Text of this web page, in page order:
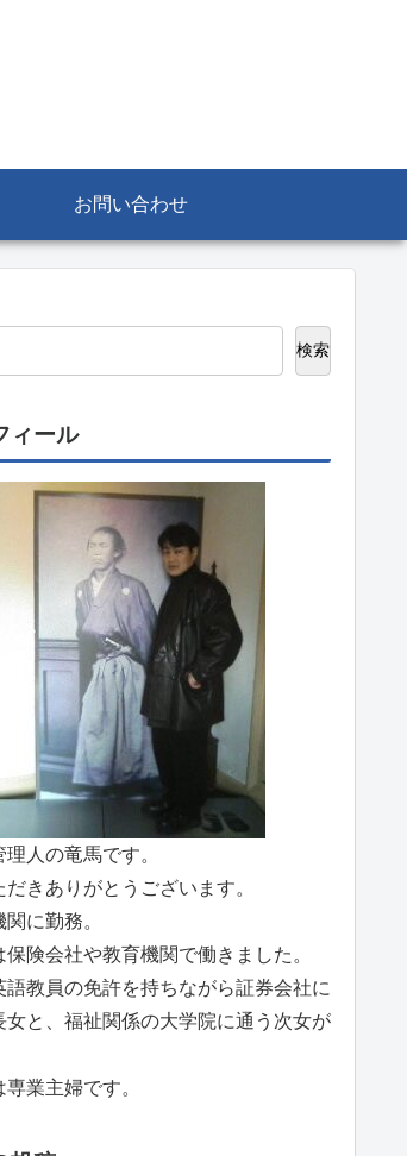
お問い合わせ
検索
ィール
人の竜馬です。
だきありがとうございます。
に勤務。
保険会社や教育機関で働きました。
語教員の免許を持ちながら証券会社に
女と、福祉関係の大学院に通う次女が
業主婦です。